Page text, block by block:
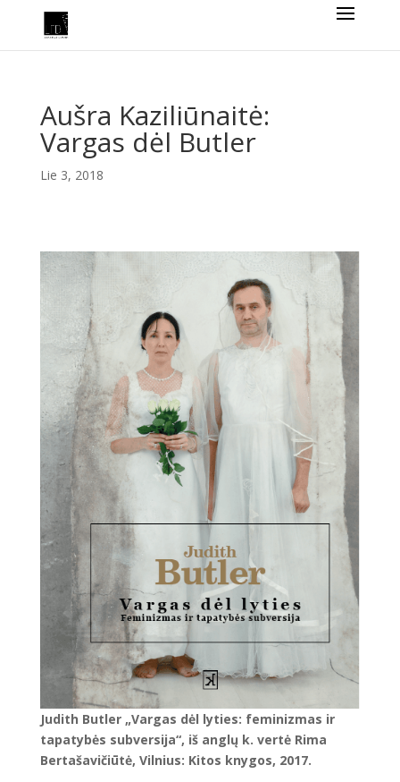
Aušra Kaziliūnaitė:
Vargas dėl Butler
Lie 3, 2018
Judith Butler „Vargas dėl lyties: feminizmas ir
tapatybės subversija“, iš anglų k. vertė Rima
Bertašavičiūtė, Vilnius: Kitos knygos, 2017.